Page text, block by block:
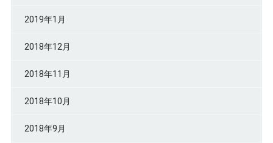
2019年1月
2018年12月
2018年11月
2018年10月
2018年9月